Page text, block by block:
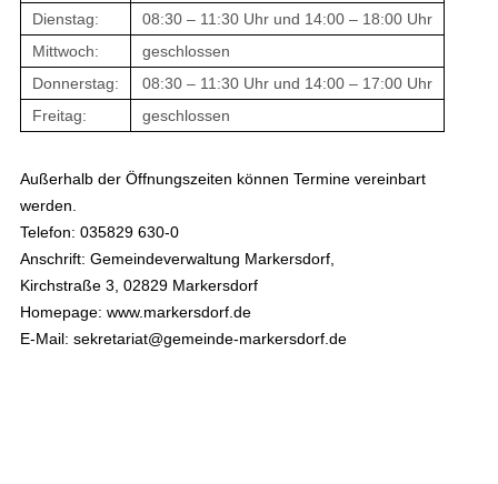
Dienstag:
08:30 – 11:30 Uhr und 14:00 – 18:00 Uhr
Mittwoch:
geschlossen
Donnerstag:
08:30 – 11:30 Uhr und 14:00 – 17:00 Uhr
Freitag:
geschlossen
Außerhalb der Öffnungszeiten können Termine vereinbart
werden.
Telefon: 035829 630-0
Anschrift: Gemeindeverwaltung Markersdorf,
Kirchstraße 3, 02829 Markersdorf
Homepage: www.markersdorf.de
E-Mail: sekretariat@gemeinde-markersdorf.de